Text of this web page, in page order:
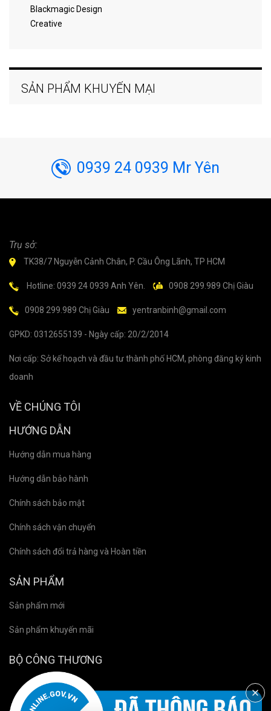
Blackmagic Design
Creative
SẢN PHẨM KHUYẾN MẠI
0939 24 0939 Mr Yên
Trụ sở:
TK38/7 Nguyễn Cảnh Chân, P. Cầu Ông Lãnh, TP HCM
Hotline: 0939 24 0939 Anh Yên. 0908 299.989 Chị Giàu
0908 299.989 Chị Giàu yentranbinh@gmail.com
GPKD: 0312655139 - Ngày cấp: 20/2/2014
Nơi cấp: Sở kế hoạch và đầu tư thành phố HCM, phòng đăng ký kinh
doanh
VỀ CHÚNG TÔI
HƯỚNG DẪN
Hướng dẫn mua hàng
Hướng dẫn bảo hành
Chính sách bảo mật
Chính sách vận chuyển
Chính sách đổi trả hàng và Hoàn tiền
SẢN PHẨM
Sản phẩm mới
Sản phẩm khuyến mãi
BỘ CÔNG THƯƠNG